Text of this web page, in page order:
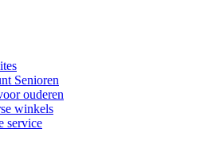
Senioren
ouderen
winkels
service